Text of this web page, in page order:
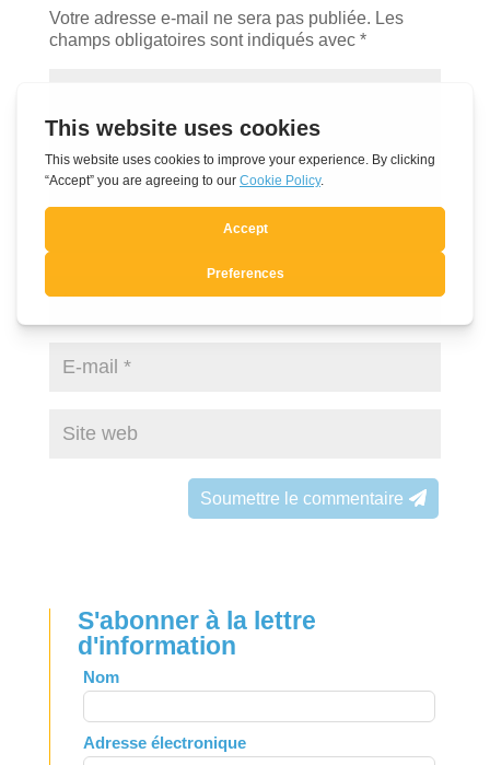
Votre adresse e-mail ne sera pas publiée. Les
champs obligatoires sont indiqués avec *
Soumettre le commentaire
S'abonner à la lettre
d'information
Leave
this
field
blank
Nom
Adresse électronique